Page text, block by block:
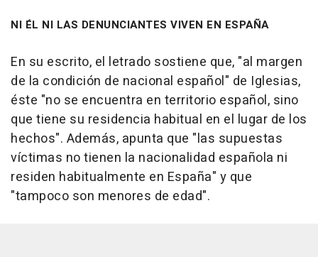
NI ÉL NI LAS DENUNCIANTES VIVEN EN ESPAÑA
En su escrito, el letrado sostiene que, "al margen
de la condición de nacional español" de Iglesias,
éste "no se encuentra en territorio español, sino
que tiene su residencia habitual en el lugar de los
hechos". Además, apunta que "las supuestas
víctimas no tienen la nacionalidad española ni
residen habitualmente en España" y que
"tampoco son menores de edad".